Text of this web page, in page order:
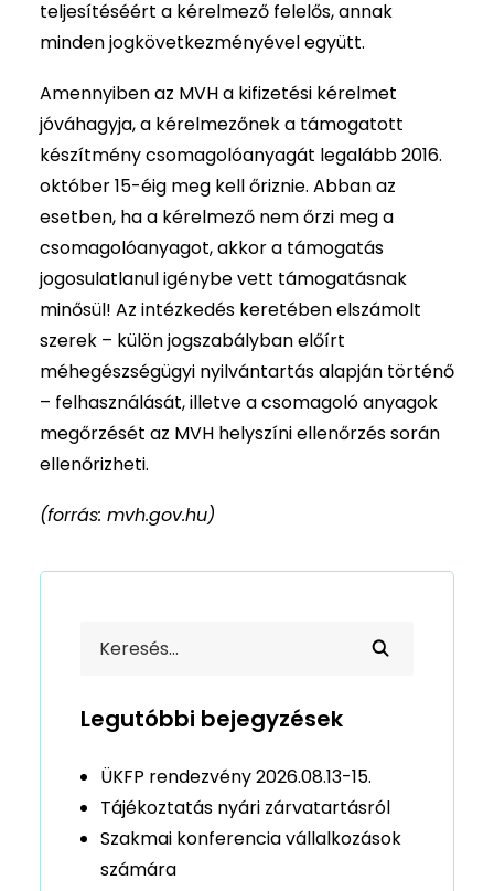
teljesítéséért a kérelmező felelős, annak
minden jogkövetkezményével együtt.
Amennyiben az MVH a kifizetési kérelmet
jóváhagyja, a kérelmezőnek a támogatott
készítmény csomagolóanyagát legalább 2016.
október 15-éig meg kell őriznie. Abban az
esetben, ha a kérelmező nem őrzi meg a
csomagolóanyagot, akkor a támogatás
jogosulatlanul igénybe vett támogatásnak
minősül! Az intézkedés keretében elszámolt
szerek – külön jogszabályban előírt
méhegészségügyi nyilvántartás alapján történő
– felhasználását, illetve a csomagoló anyagok
megőrzését az MVH helyszíni ellenőrzés során
ellenőrizheti.
(forrás: mvh.gov.hu)
Legutóbbi bejegyzések
ÜKFP rendezvény 2026.08.13-15.
Tájékoztatás nyári zárvatartásról
Szakmai konferencia vállalkozások
számára